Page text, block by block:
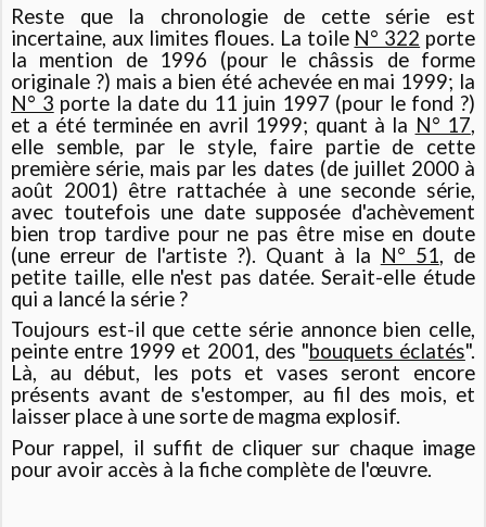
Reste que la chronologie de cette série est
incertaine, aux limites floues. La toile N° 322 porte
la mention de 1996 (pour le châssis de forme
originale ?) mais a bien été achevée en mai 1999; la
N° 3 porte la date du 11 juin 1997 (pour le fond ?)
et a été terminée en avril 1999; quant à la N° 17,
elle semble, par le style, faire partie de cette
première série, mais par les dates (de juillet 2000 à
août 2001) être rattachée à une seconde série,
avec toutefois une date supposée d'achèvement
bien trop tardive pour ne pas être mise en doute
(une erreur de l'artiste ?). Quant à la N° 51, de
petite taille, elle n'est pas datée. Serait-elle étude
qui a lancé la série ?
Toujours est-il que cette série annonce bien celle,
peinte entre 1999 et 2001, des "bouquets éclatés".
Là, au début, les pots et vases seront encore
présents avant de s'estomper, au fil des mois, et
laisser place à une sorte de magma explosif.
Pour rappel, il suffit de cliquer sur chaque image
pour avoir accès à la fiche complète de l'œuvre.